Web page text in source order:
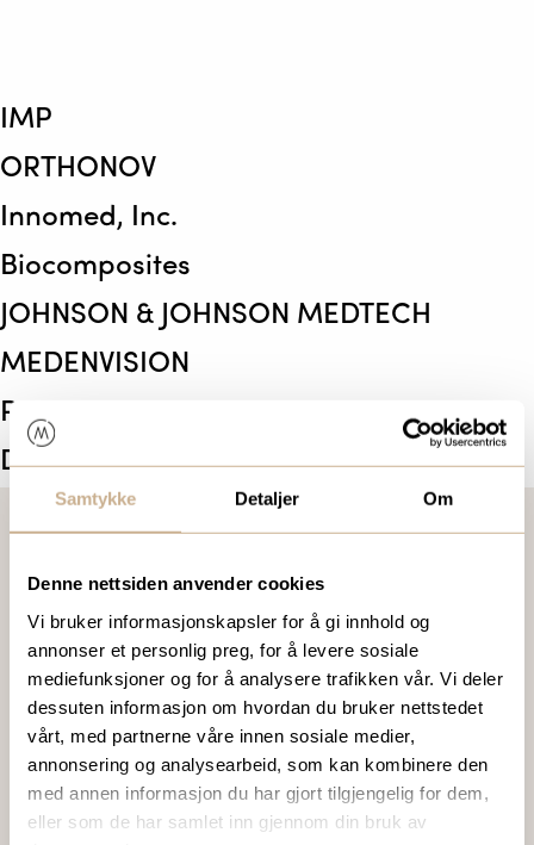
Samtykke Detaljer Om
Denne nettsiden anvender cookies
Vi bruker informasjonskapsler for å gi innhold og
annonser et personlig preg, for å levere sosiale
mediefunksjoner og for å analysere trafikken vår. Vi deler
dessuten informasjon om hvordan du bruker nettstedet
vårt, med partnerne våre innen sosiale medier,
annonsering og analysearbeid, som kan kombinere den
med annen informasjon du har gjort tilgjengelig for dem,
eller som de har samlet inn gjennom din bruk av
IMP
ORTHONOV
Innomed, Inc.
Biocomposites
JOHNSON & JOHNSON MEDTECH
MEDENVISION
PULSE LAVAGE LTD.
DESOUTTER MEDICAL
VIL DU VITE MER OM VÅRE PRODUKTER?
Ta kontakt med en av våre medarbeidere, eller send en e-
post tilortomedic@ortomedic.no
Ta kontakt
BESTILL VÅRT GRATIS KUNDEMAGASIN